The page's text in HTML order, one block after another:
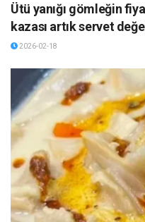
Ütü yanığı gömleğin
kazası artık servet
2026-02-18